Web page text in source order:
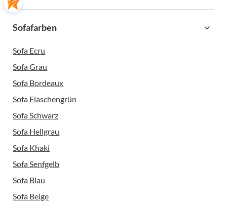
Sofafarben
Sofa Ecru
Sofa Grau
Sofa Bordeaux
Sofa Flaschengrün
Sofa Schwarz
Sofa Hellgrau
Sofa Khaki
Sofa Senfgelb
Sofa Blau
Sofa Beige